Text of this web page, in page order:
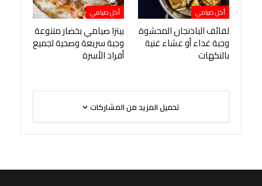
أكل صيامي
لفائف الباذنجان المحشوة
وجبة غداء أو عشاء غنية
بالنكهات
أكل صيامي
بيتزا صيامي بخضار متنوعة
وجبة سريعة وصحية لجميع
أفراد الأسرة
تحميل المزيد من المشاركات